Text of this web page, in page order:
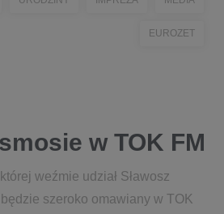
EUROZET
w TOK FM
weźmie udział Sławosz
szeroko omawiany w TOK